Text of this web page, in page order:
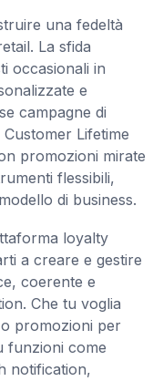
una fedeltà
La sfida
occasionali in
e
campagne di
Lifetime
promozioni mirate
flessibili,
di business.
loyalty
a creare e gestire
coerente e
Che tu voglia
promozioni per
funzioni come
notification,